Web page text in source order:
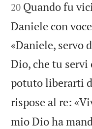
20 Quando fu
Daniele con
«Daniele, servo
Dio, che tu servi
potuto liberarti
rispose al re:
mio Dio ha